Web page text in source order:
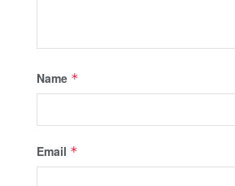
Name *
Email *